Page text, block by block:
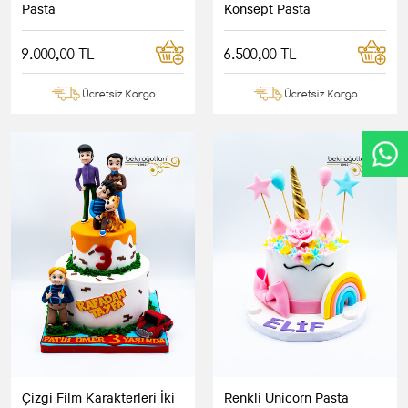
Pasta
9.000,00 TL
Ücretsiz Kargo
Konsept Pasta
6.500,00 TL
Ücretsiz Kargo
Çizgi Film Karakterleri İki
Renkli Unicorn Pasta